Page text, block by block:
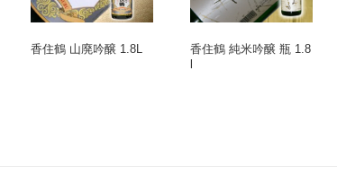
香住鶴 山廃吟醸 1.8L
香住鶴 純米吟醸 瓶 1.8